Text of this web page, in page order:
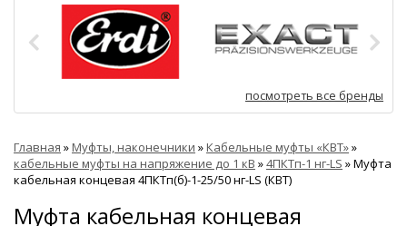
посмотреть все бренды
Главная »Муфты, наконечники »Кабельные муфты «КВТ»»
кабельные муфты на напряжение до 1 кВ »4ПКТп-1 нг-LS »Муфта
кабельная концевая 4ПКТп(б)-1-25/50 нг-LS (КВТ)
Муфта кабельная концевая